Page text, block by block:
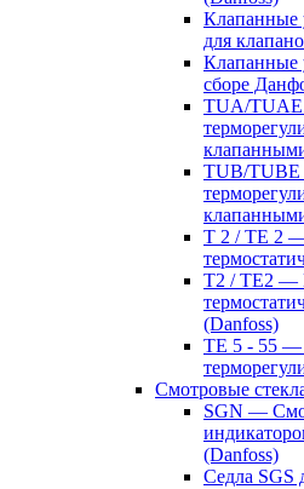
Клапанные
для
Клапанные
сборе
TUA/
TUB/
T 2 / TE 2
T2 / TE2 —
(Danfoss)
TE 5 - 55
Смотровые
SGN —
(Danfoss)
Седла SGS